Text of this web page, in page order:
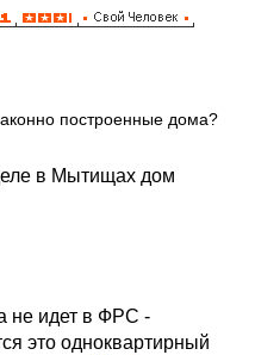
построенные дома?
в Мытищах дом
не идет в ФРС -
это одноквартирный